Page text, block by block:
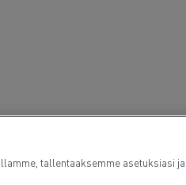
tallentaaksemme